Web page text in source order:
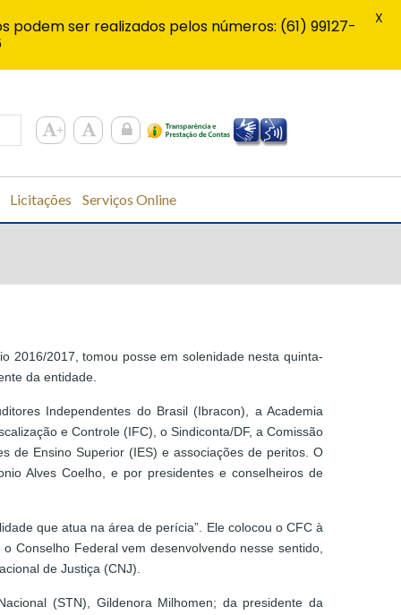
Licitações Serviços Online
2016/2017, tomou posse em solenidade nesta quinta-
da entidade.
Independentes do Brasil (Ibracon), a Academia
e Controle (IFC), o Sindiconta/DF, a Comissão
de Ensino Superior (IES) e associações de peritos. O
Alves Coelho, e por presidentes e conselheiros de
que atua na área de perícia”. Ele colocou o CFC à
Conselho Federal vem desenvolvendo nesse sentido,
de Justiça (CNJ).
(STN), Gildenora Milhomen; da presidente da
ser realizados pelos números: (61) 99127-
X